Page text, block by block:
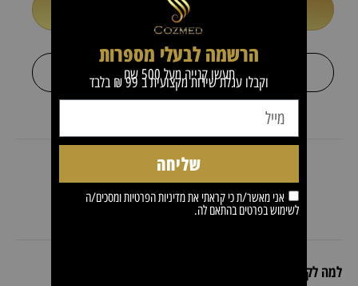
הוספה לסל
או
+לקבל הצעת מחיר
למה לקוחות קונים אצלינו?
הרשמה לבעלי מספרות
תעשו קנייה מעל 500 שח
וקבלו עגלת שירות מקצועית ב 99 ₪ בלבד
אני מאשר/ת כי קראתי אתמדיניות הפרטיותומסכים/ה
לשימוש בפרטים בהתאם לה.
שליחה